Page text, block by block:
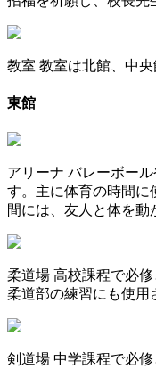
教室 教室は北館、中央
東館
アリーナ バレーボー
す。主に体育の時間に
間には、友人と体を動
柔道場 高校課程で必
柔道部の練習にも使用
剣道場 中学課程で必修